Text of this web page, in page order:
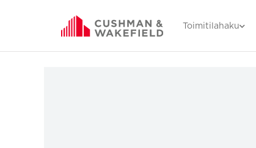
Toimitilahaku